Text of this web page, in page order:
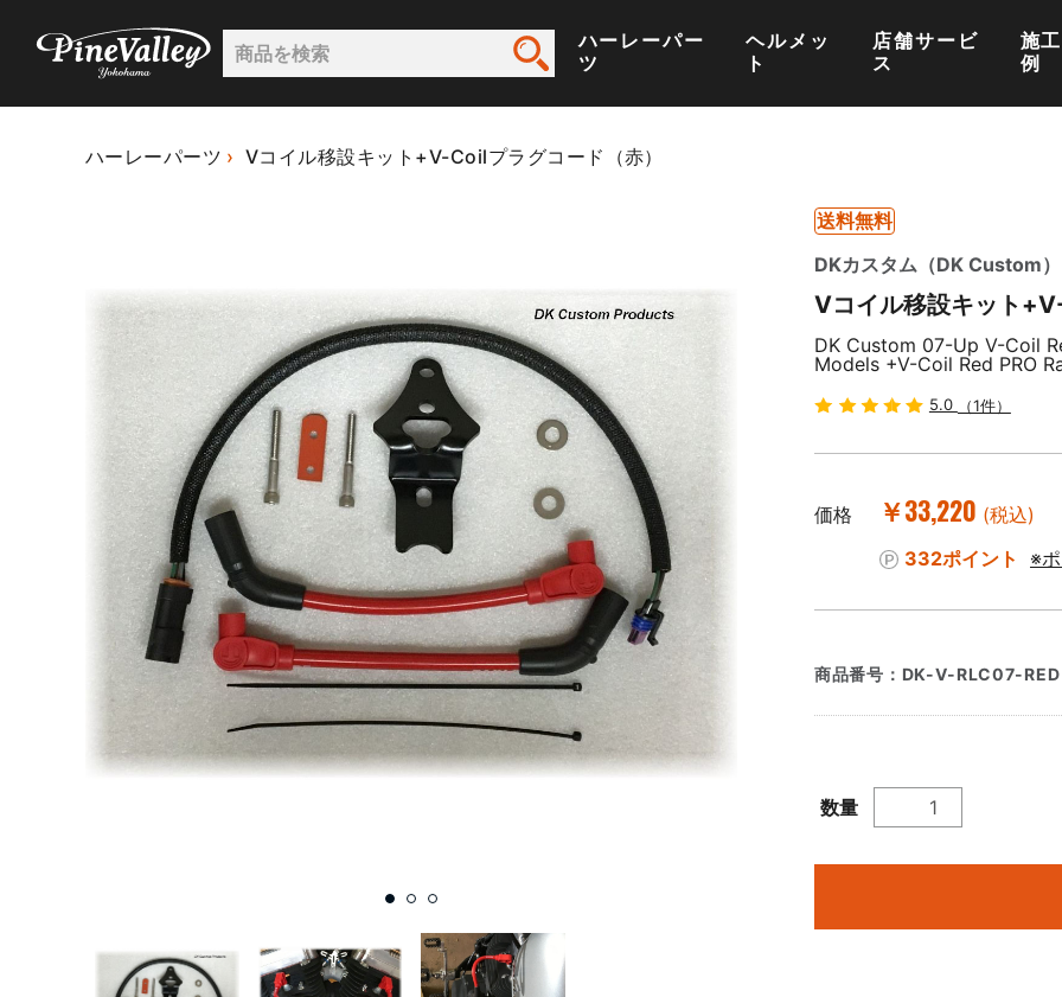
ハーレーパー
ツ
ヘルメッ
ト
店舗サービ
ス
施
例
ハーレーパーツ Vコイル移設キット+V-Coilプラグコード（赤）
送料無料
DKカスタム（DK Custom）
Vコイル移設キット
DK Custom 07-Up V-Coil
Models +V-Coil Red PRO
5.0 （1件）
価格 ￥33,220 (税込)
332ポイント
※
商品番号： DK-V-RLC07-RED
数量